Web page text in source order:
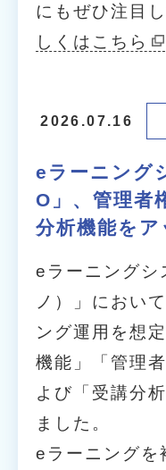
にもぜひ注目
しくはこちら
2026.07.16
eラーニング
O」、管理者
分析機能をア
eラーニング
ノ）」におい
ング運用を想
機能」「管理
よび「受講分
ました。
eラーニングを